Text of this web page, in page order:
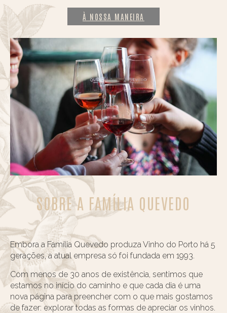
À NOSSA MANEIRA
SOBRE A FAMÍLIA QUEVEDO
Embora a Família Quevedo produza Vinho do Porto há 5
gerações, a atual empresa só foi fundada em 1993.
Com menos de 30 anos de existência, sentimos que
estamos no início do caminho e que cada dia é uma
nova página para preencher com o que mais gostamos
de fazer: explorar todas as formas de apreciar os vinhos.